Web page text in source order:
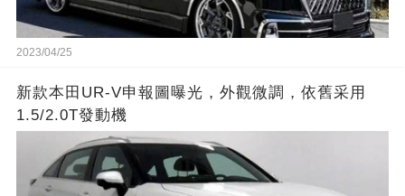
2023/04/25
新款本田UR-V申報圖曝光，外觀微調，依舊采用
1.5/2.0T發動機